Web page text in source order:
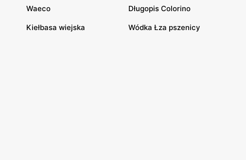
Waeco Długopis Colorino
Kiełbasa wiejska Wódka Łza pszenicy